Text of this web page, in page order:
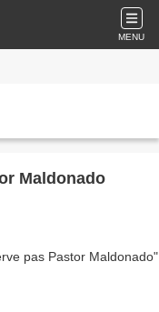
MENU
Maldonado